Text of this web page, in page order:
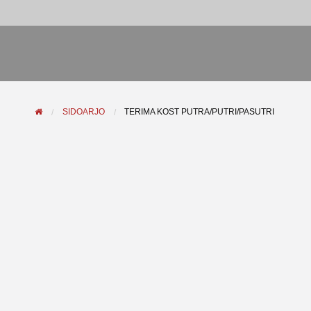
SIDOARJO TERIMA KOST PUTRA/PUTRI/PASUTRI